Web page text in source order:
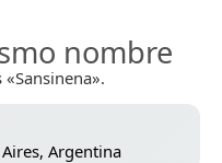
nombre
Argentina